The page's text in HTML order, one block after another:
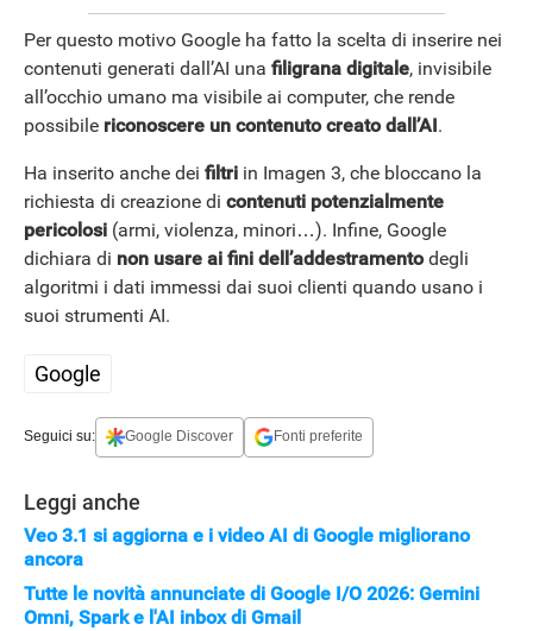
Per questo motivo Google ha fatto la scelta di inserire nei
contenuti generati dall’AI una filigrana digitale, invisibile
all’occhio umano ma visibile ai computer, che rende
possibile riconoscere un contenuto creato dall’AI.
Ha inserito anche dei filtri in Imagen 3, che bloccano la
richiesta di creazione di contenuti potenzialmente
pericolosi (armi, violenza, minori…). Infine, Google
dichiara di non usare ai fini dell’addestramentodegli
algoritmi i dati immessi dai suoi clienti quando usano i
suoi strumenti AI.
Google
Seguici su: Google Discover Fonti preferite
Leggi anche
Veo 3.1 si aggiorna e i video AI di Google migliorano
ancora
Tutte le novità annunciate di Google I/O 2026: Gemini
Omni, Spark e l'AI inbox di Gmail